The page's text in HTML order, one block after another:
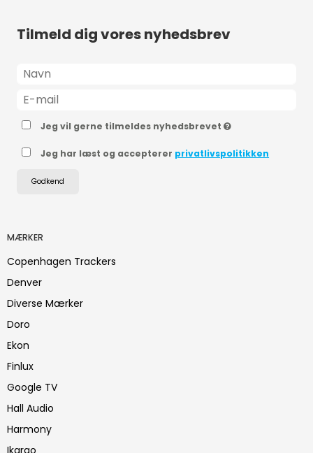
Tilmeld dig vores nyhedsbrev
Jeg vil gerne tilmeldes nyhedsbrevet
Jeg har læst og accepterer privatlivspolitikken
Godkend
MÆRKER
Copenhagen Trackers
Denver
Diverse Mærker
Doro
Ekon
Finlux
Google TV
Hall Audio
Harmony
Ikarao